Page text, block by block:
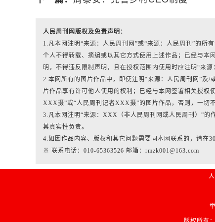
人民周刊网版权及免责声明：
1.凡本网注明“来源：人民周刊网”或“来源：人民周刊”的所
个人不得转载、摘编或以其它方式使用上述作品；已经与本
明，不得违反限制声明，且在授权范围内使用时应注明“来
2.本网所有的图片作品中，即使注明“来源：人民周刊网”及/
片作品享有许可他人使用的权利；已经与本网签署相关授权
XXX摄”或“人民周刊记者XXX摄”的图片作品，否则，一切
3.凡本网注明“来源：XXX（非人民周刊网或人民周刊）”的
其真实性负责。
4.如因作品内容、版权和其它问题需要同本网联系的，请在30
※ 联系电话：010-65363526 邮箱：rmzk001@163.com